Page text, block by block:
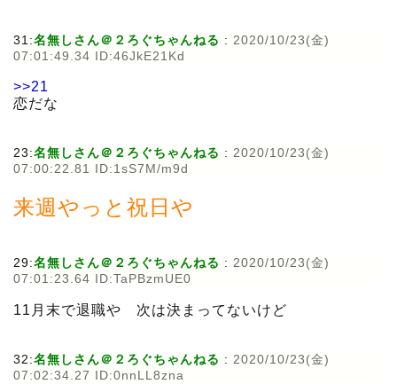
31:名無しさん＠２ろぐちゃんねる : 2020/10/23(金)
07:01:49.34 ID:46JkE21Kd
>>21
恋だな
23:名無しさん＠２ろぐちゃんねる : 2020/10/23(金)
07:00:22.81 ID:1sS7M/m9d
来週やっと祝日や
29:名無しさん＠２ろぐちゃんねる : 2020/10/23(金)
07:01:23.64 ID:TaPBzmUE0
11月末で退職や 次は決まってないけど
32:名無しさん＠２ろぐちゃんねる : 2020/10/23(金)
07:02:34.27 ID:0nnLL8zna